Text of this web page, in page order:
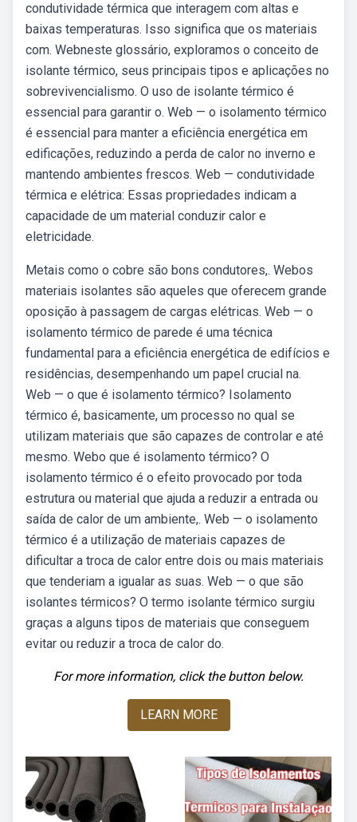
condutividade térmica que interagem com altas e
baixas temperaturas. Isso significa que os materiais
com. Webneste glossário, exploramos o conceito de
isolante térmico, seus principais tipos e aplicações no
sobrevivencialismo. O uso de isolante térmico é
essencial para garantir o. Web — o isolamento térmico
é essencial para manter a eficiência energética em
edificações, reduzindo a perda de calor no inverno e
mantendo ambientes frescos. Web — condutividade
térmica e elétrica: Essas propriedades indicam a
capacidade de um material conduzir calor e
eletricidade.
Metais como o cobre são bons condutores,. Webos
materiais isolantes são aqueles que oferecem grande
oposição à passagem de cargas elétricas. Web — o
isolamento térmico de parede é uma técnica
fundamental para a eficiência energética de edifícios e
residências, desempenhando um papel crucial na.
Web — o que é isolamento térmico? Isolamento
térmico é, basicamente, um processo no qual se
utilizam materiais que são capazes de controlar e até
mesmo. Webo que é isolamento térmico? O
isolamento térmico é o efeito provocado por toda
estrutura ou material que ajuda a reduzir a entrada ou
saída de calor de um ambiente,. Web — o isolamento
térmico é a utilização de materiais capazes de
dificultar a troca de calor entre dois ou mais materiais
que tenderiam a igualar as suas. Web — o que são
isolantes térmicos? O termo isolante térmico surgiu
graças a alguns tipos de materiais que conseguem
evitar ou reduzir a troca de calor do.
For more information, click the button below.
LEARN MORE